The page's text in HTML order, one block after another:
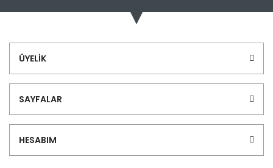
ÜYELİK
SAYFALAR
HESABIM